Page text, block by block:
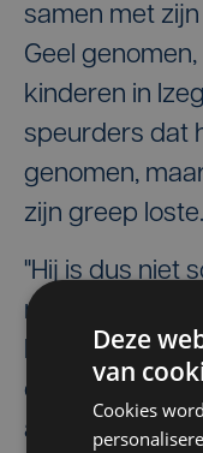
samen met
Geel
kinderen in
speurders dat
genomen,
zijn greep loste.
"Hij is dus niet
niet aan
handelde uit
dwang. Alles in
aansturen van
Deze
van
Cookies